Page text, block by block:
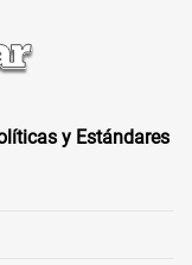
y Estándares